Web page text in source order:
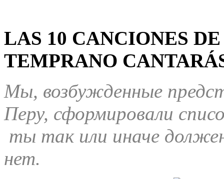
LAS 10 CANCIONES
TEMPRANO
Мы, возбужденные
Перу, сформировали
ты так или иначе
нет.